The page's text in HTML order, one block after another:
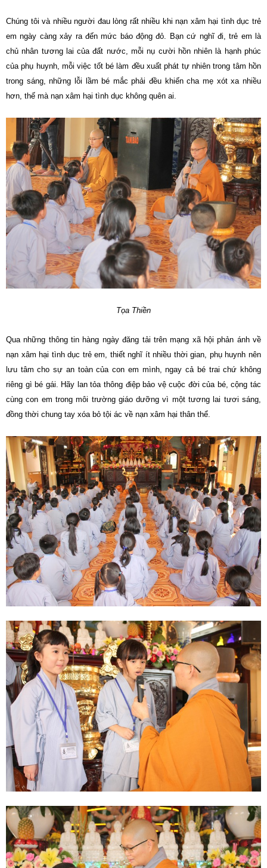
Chúng tôi và nhiều người đau lòng rất nhiều khi nạn xâm hại tình dục trẻ
em ngày càng xảy ra đến mức báo động đỏ. Bạn cứ nghĩ đi, trẻ em là
chủ nhân tương lai của đất nước, mỗi nụ cười hồn nhiên là hạnh phúc
của phụ huynh, mỗi việc tốt bé làm đều xuất phát tự nhiên trong tâm hồn
trong sáng, những lỗi lầm bé mắc phải đều khiến cha mẹ xót xa nhiều
hơn, thế mà nạn xâm hại tình dục không quên ai.
Tọa Thiền
Qua những thông tin hàng ngày đăng tải trên mạng xã hội phản ánh về
nạn xâm hại tình dục trẻ em, thiết nghĩ ít nhiều thời gian, phụ huynh nên
lưu tâm cho sự an toàn của con em mình, ngay cả bé trai chứ không
riêng gì bé gái. Hãy lan tỏa thông điệp bảo vệ cuộc đời của bé, cộng tác
cùng con em trong môi trường giáo dưỡng vì một tương lai tươi sáng,
đồng thời chung tay xóa bỏ tội ác về nạn xâm hại thân thể.